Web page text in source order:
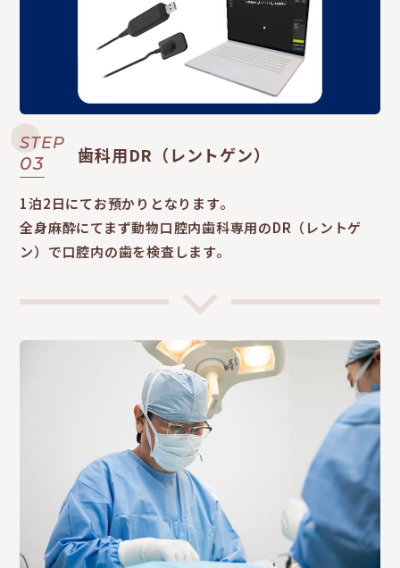
STEP
03 歯科用DR（レントゲン）
1泊2日にてお預かりとなります。
全身麻酔にてまず動物口腔内歯科専用のDR（レントゲ
ン）で口腔内の歯を検査します。